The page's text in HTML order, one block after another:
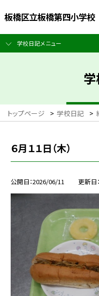
板橋区立板橋第四小学校
学校日記メニュー
トップページ > 学校日記 >
６月１１日（木）
公開日 2026/06/11 更新日